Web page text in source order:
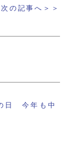
次の記事へ＞＞
日 今年も中